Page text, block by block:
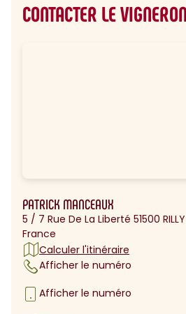
CONTACTER LE VIGNERON
PATRICK MANCEAUX
5 / 7 Rue De La Liberté 51500 RILLY
France
Calculer l'itinéraire
Afficher le numéro
Afficher le numéro